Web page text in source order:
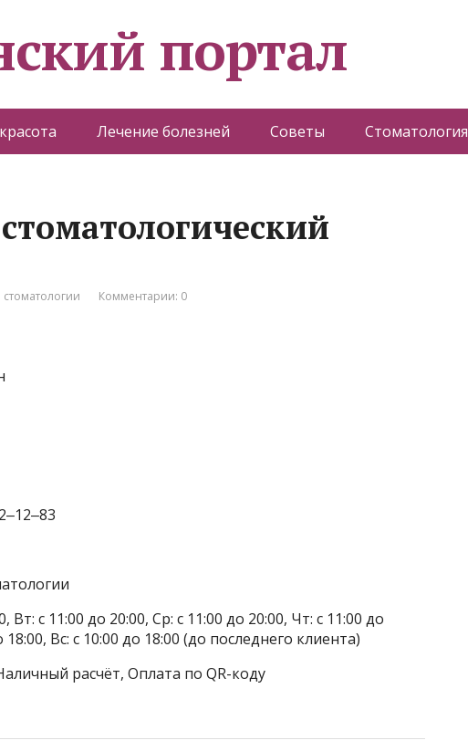
портал
Лечение болезней Советы Стоматология
стоматологии Комментарии: 0
с 11:00 до 20:00, Ср: с 11:00 до 20:00, Чт: с 11:00 до
Вс: с 10:00 до 18:00 (до последнего клиента)
расчёт, Оплата по QR-коду